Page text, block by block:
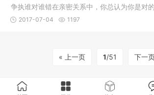
争执谁对谁错在亲密关系中，你总认为你是对
亲密2017-07-04 1197
« 上一页 1/51 下一